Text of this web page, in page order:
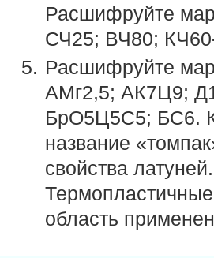
Расшифруйте
СЧ25; ВЧ80;
Расшифруйте
АМг2,5; АК7Ц9;
БрО5Ц5С5; БС6.
название
свойства латуней.
область